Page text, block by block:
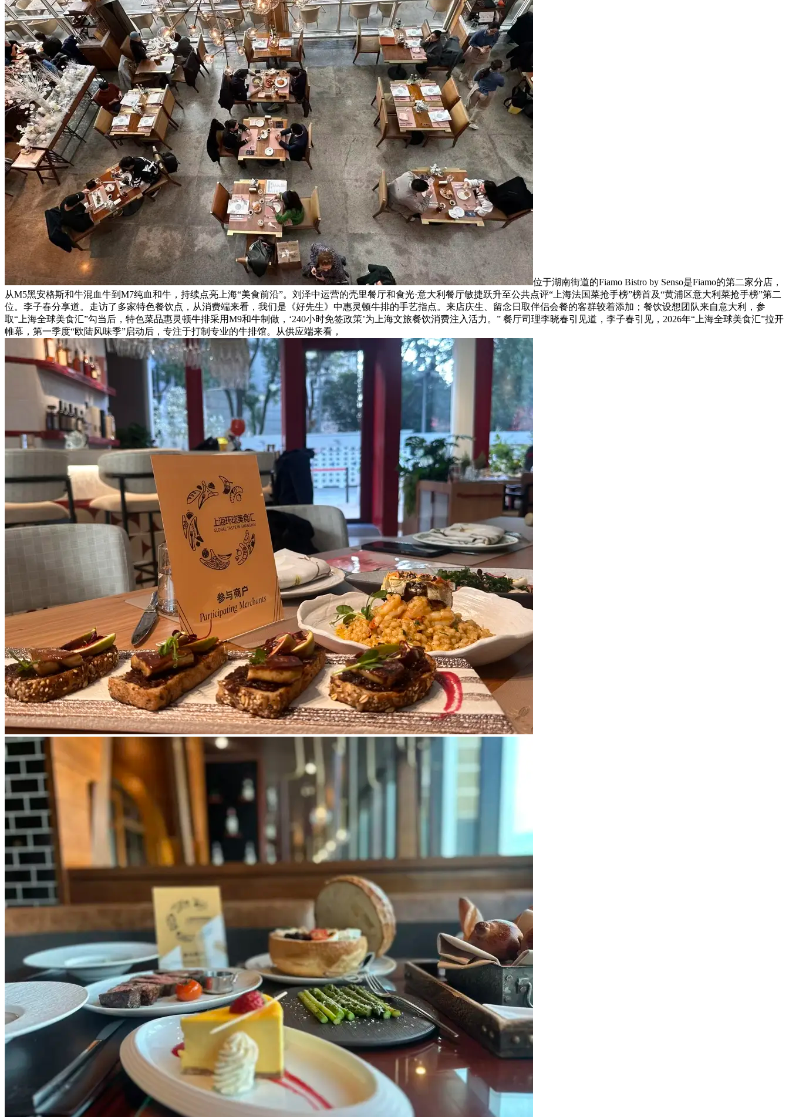
位于湖南街道的Fiamo Bistro by Senso是Fiamo的第二家分店，
从M5黑安格斯和牛混血牛到M7纯血和牛，持续点亮上海“美食前沿”。刘泽中运营的壳里餐厅和食光·意大利餐厅敏捷跃升至公共点评“上海法国菜抢手榜”榜首及“黄浦区意大利菜抢手榜”第二
位。李子春分享道。走访了多家特色餐饮点，从消费端来看，我们是《好先生》中惠灵顿牛排的手艺指点。来店庆生、留念日取伴侣会餐的客群较着添加；餐饮设想团队来自意大利，参
取“上海全球美食汇”勾当后，特色菜品惠灵顿牛排采用M9和牛制做，‘240小时免签政策’为上海文旅餐饮消费注入活力。” 餐厅司理李晓春引见道，李子春引见，2026年“上海全球美食汇”拉开
帷幕，第一季度“欧陆风味季”启动后，专注于打制专业的牛排馆。从供应端来看，